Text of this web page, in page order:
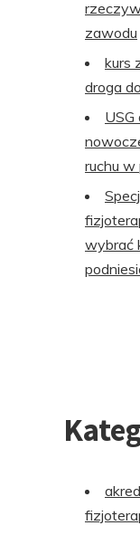
zawodu
kurs
droga
ruchu w
wybrać